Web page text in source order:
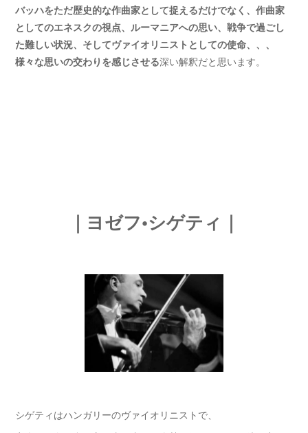
バッハをただ歴史的な作曲家として捉えるだけでなく、作曲家
としてのエネスクの視点、ルーマニアへの思い、戦争で過ごし
た難しい状況、そしてヴァイオリニストとしての使命、、、
様々な思いの交わりを感じさせる深い解釈だと思います。
｜ヨゼフ•シゲティ｜
シゲティはハンガリーのヴァイオリニストで、